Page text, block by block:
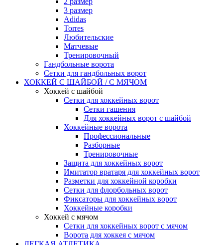
3 размер
Adidas
Torres
Любительские
Матчевые
Тренировочный
Гандбольные ворота
Сетки для гандбольных ворот
ХОККЕЙ С ШАЙБОЙ / С МЯЧОМ
Хоккей с шайбой
Сетки для хоккейных ворот
Сетки гашения
Для хоккейных ворот с шайбой
Хоккейные ворота
Профессиональные
Разборные
Тренировочные
Защита для хоккейных ворот
Имитатор вратаря для хоккейных ворот
Разметки для хоккейной коробки
Сетки для флорбольных ворот
Фиксаторы для хоккейных ворот
Хоккейные коробки
Хоккей с мячом
Сетки для хоккейных ворот с мячом
Ворота для хоккея с мячом